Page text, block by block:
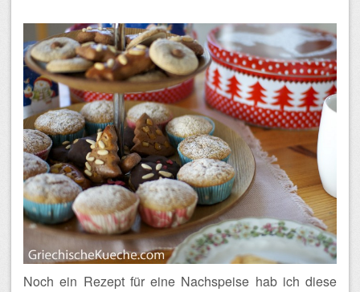
Noch ein Rezept für eine Nachspeise hab ich diese